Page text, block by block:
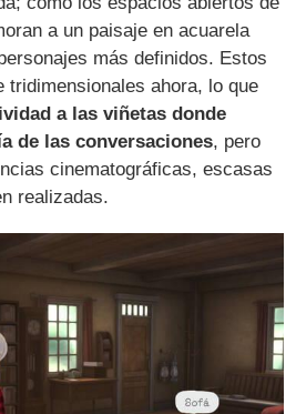
a un paisaje en acuarela
más definidos. Estos
tridimensionales ahora, lo que
a las viñetas donde
de las conversaciones, pero
cinematográficas, escasas
realizadas.